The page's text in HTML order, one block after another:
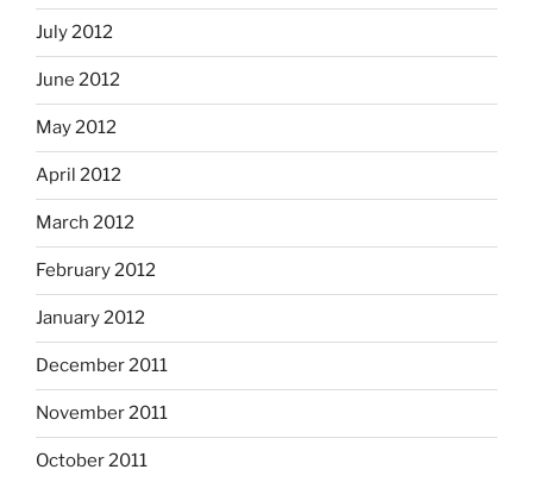
July 2012
June 2012
May 2012
April 2012
March 2012
February 2012
January 2012
December 2011
November 2011
October 2011